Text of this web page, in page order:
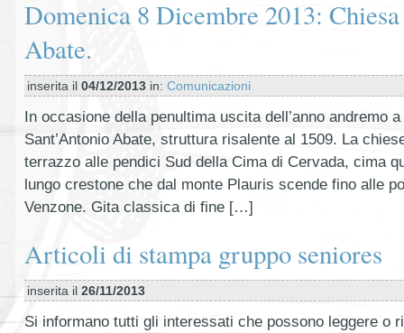
Domenica 8 Dicembre 2013:
Abate.
inserita il 04/12/2013 in: Comunicazioni
In occasione della penultima uscita dell’anno andremo
Sant’Antonio Abate, struttura risalente al 1509. La
terrazzo alle pendici Sud della Cima di Cervada, cima
lungo crestone che dal monte Plauris scende fino alle
Venzone. Gita classica di fine […]
Articoli di stampa gruppo seniores
inserita il 26/11/2013
Si informano tutti gli interessati che possono leggere o